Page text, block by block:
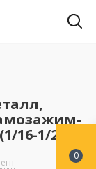
16-1/2)-2
-
0